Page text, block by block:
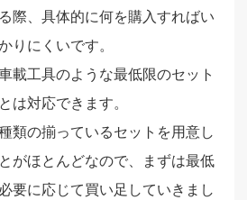
際、具体的に何を購入すればい
りにくいです。
載工具のような最低限のセット
は対応できます。
類の揃っているセットを用意し
がほとんどなので、まずは最低
要に応じて買い足していきまし